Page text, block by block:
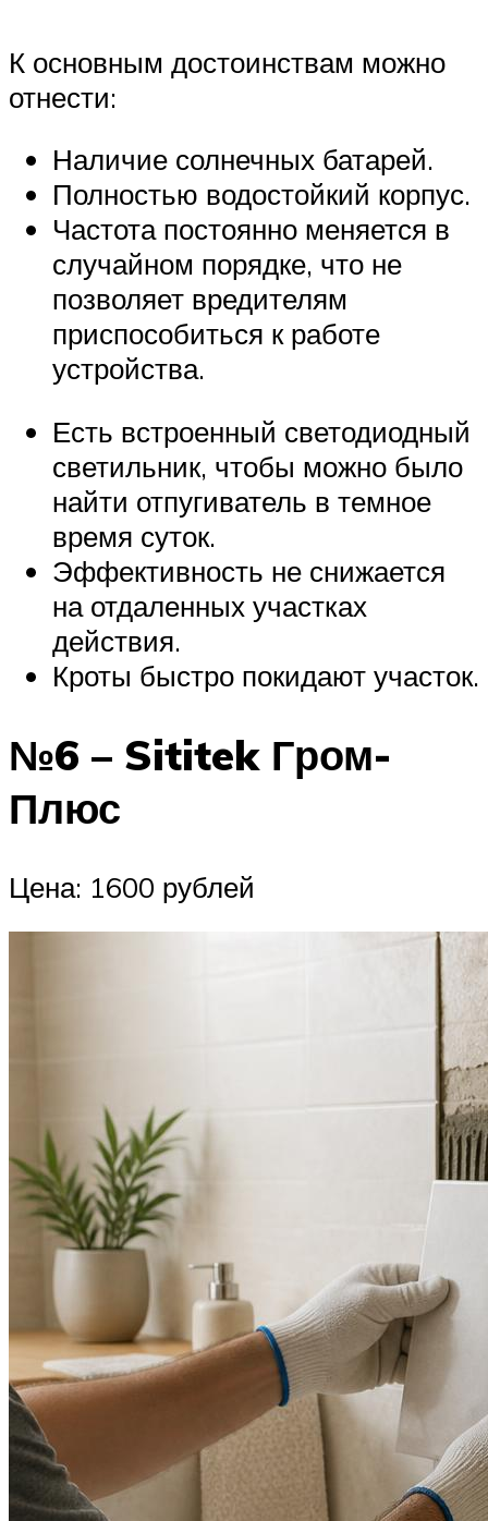
К основным достоинствам можно
отнести:
Наличие солнечных батарей.
Полностью водостойкий корпус.
Частота постоянно меняется в
случайном порядке, что не
позволяет вредителям
приспособиться к работе
устройства.
Есть встроенный светодиодный
светильник, чтобы можно было
найти отпугиватель в темное
время суток.
Эффективность не снижается
на отдаленных участках
действия.
Кроты быстро покидают участок.
№6 – Sititek Гром-
Плюс
Цена: 1600 рублей